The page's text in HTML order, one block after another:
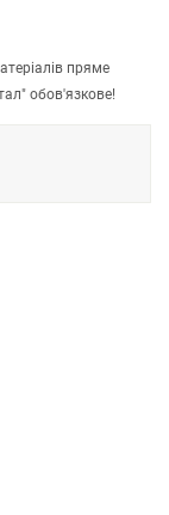
пряме
обов'язкове!